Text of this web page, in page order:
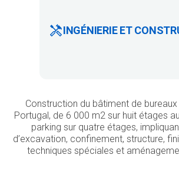
INGÉNIERIE ET
Construction du bâtiment de bureaux
Portugal, de 6 000 m2 sur huit étages
parking sur quatre étages,
d’excavation, confinement, structure,
techniques spéciales et